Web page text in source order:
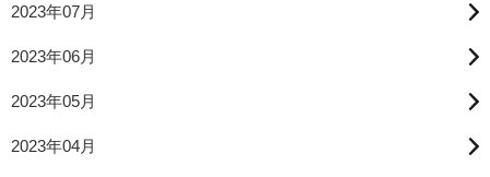
2023年07月
2023年06月
2023年05月
2023年04月